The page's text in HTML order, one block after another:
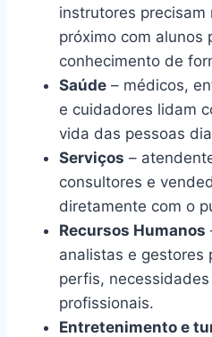
instrutores
próximo com alunos
conhecimento de
Saúde – médicos,
e cuidadores lidam
vida das pessoas
Serviços –
consultores e
diretamente com o
Recursos Humanos
analistas e gestores
perfis,
profissionais.
Entretenimento e